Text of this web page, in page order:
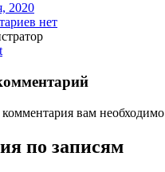
2020
нет
вам необходимо
по записям